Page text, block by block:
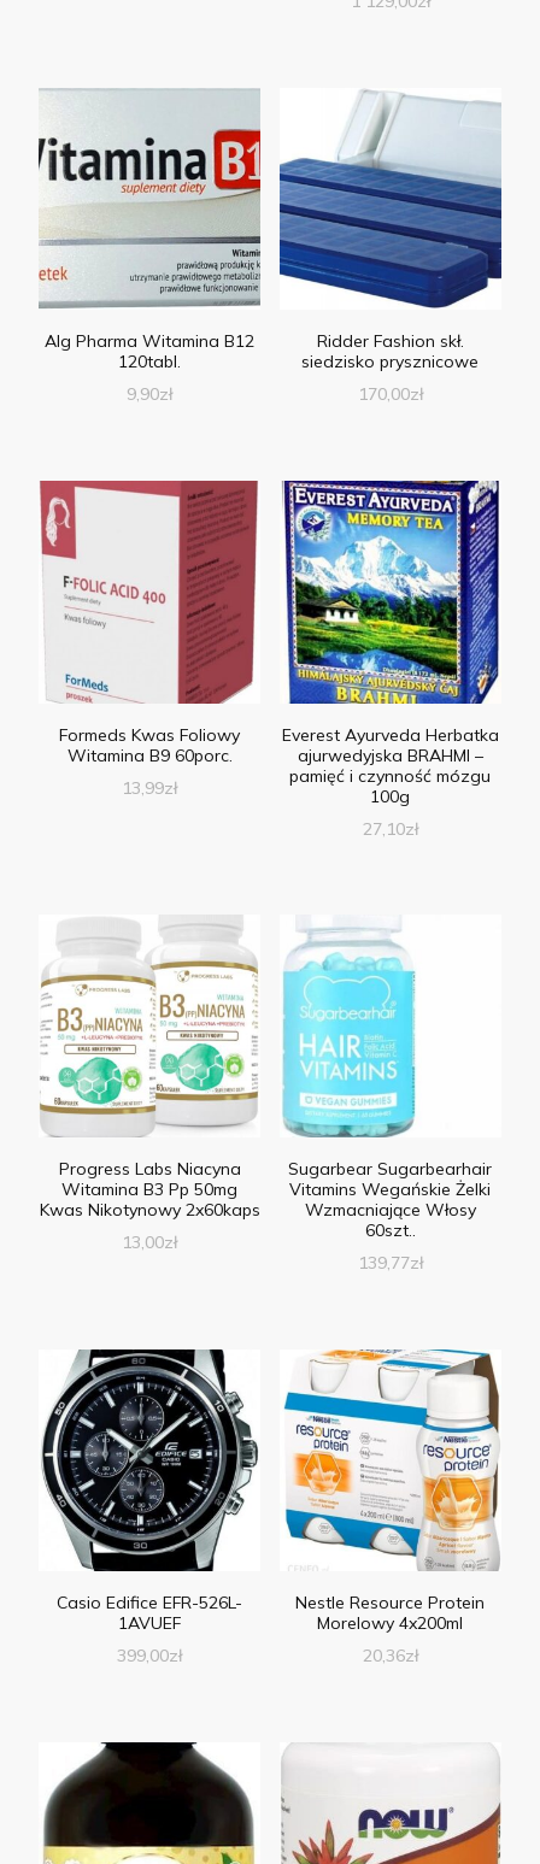
Alg Pharma Witamina B12
120tabl.
9,90zł
Ridder Fashion skł.
siedzisko prysznicowe
170,00zł
Formeds Kwas Foliowy
Witamina B9 60porc.
13,99zł
Everest Ayurveda Herbatka
ajurwedyjska BRAHMI –
pamięć i czynność mózgu
100g
27,10zł
Progress Labs Niacyna
Witamina B3 Pp 50mg
Kwas Nikotynowy 2x60kaps
13,00zł
Sugarbear Sugarbearhair
Vitamins Wegańskie Żelki
Wzmacniające Włosy
60szt..
139,77zł
Casio Edifice EFR-526L-
1AVUEF
399,00zł
Nestle Resource Protein
Morelowy 4x200ml
20,36zł